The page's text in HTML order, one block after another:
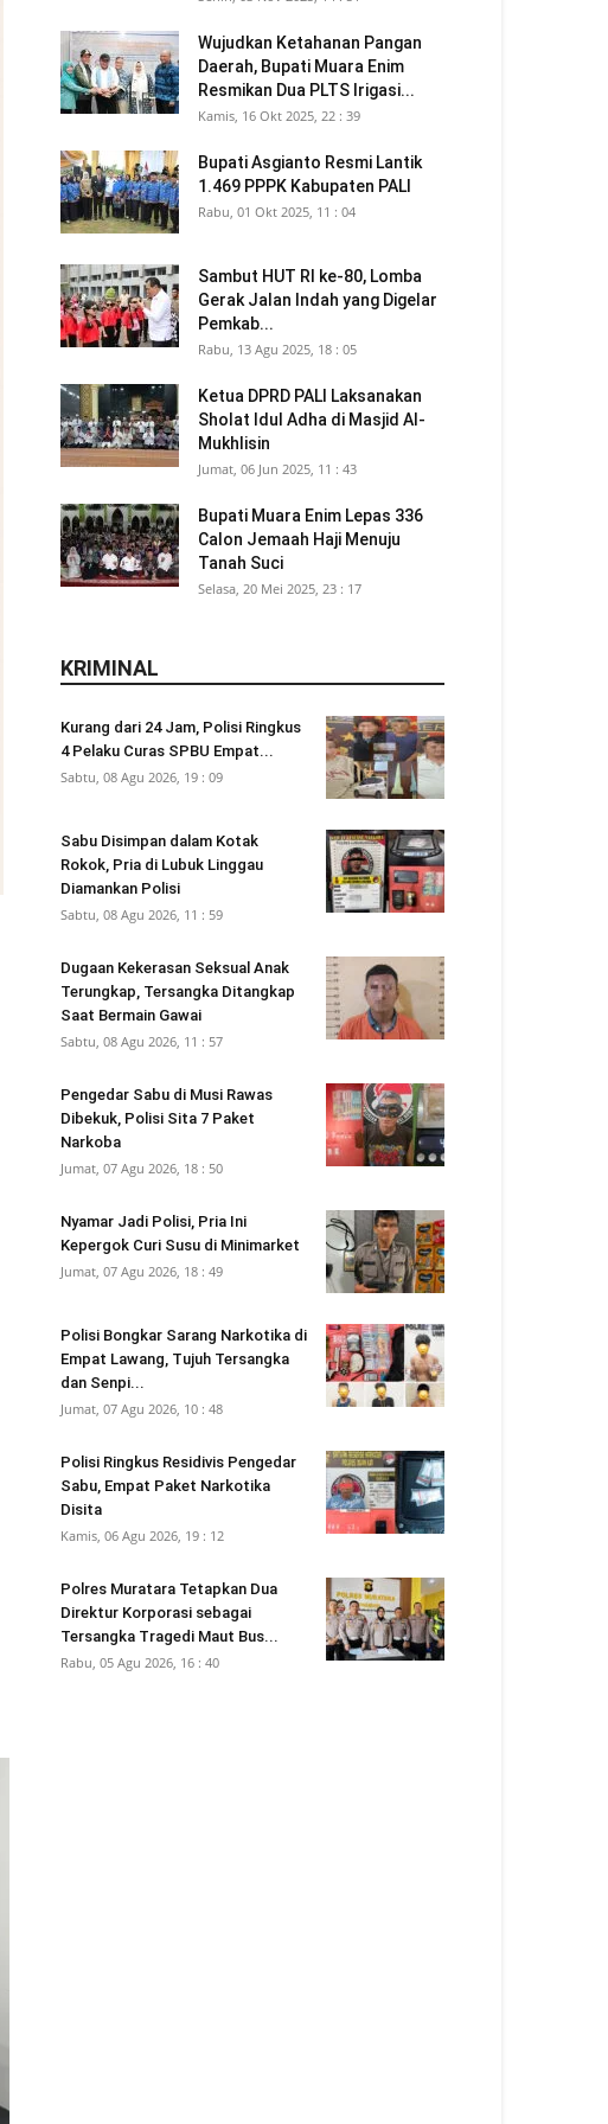
Wujudkan Ketahanan Pangan
Daerah, Bupati Muara Enim
Resmikan Dua PLTS Irigasi...
Kamis, 16 Okt 2025, 22 : 39
Bupati Asgianto Resmi Lantik
1.469 PPPK Kabupaten PALI
Rabu, 01 Okt 2025, 11 : 04
Sambut HUT RI ke-80, Lomba
Gerak Jalan Indah yang Digelar
Pemkab...
Rabu, 13 Agu 2025, 18 : 05
Ketua DPRD PALI Laksanakan
Sholat Idul Adha di Masjid Al-
Mukhlisin
Jumat, 06 Jun 2025, 11 : 43
Bupati Muara Enim Lepas 336
Calon Jemaah Haji Menuju
Tanah Suci
Selasa, 20 Mei 2025, 23 : 17
KRIMINAL
Kurang dari 24 Jam, Polisi Ringkus
4 Pelaku Curas SPBU Empat...
Sabtu, 08 Agu 2026, 19 : 09
Sabu Disimpan dalam Kotak
Rokok, Pria di Lubuk Linggau
Diamankan Polisi
Sabtu, 08 Agu 2026, 11 : 59
Dugaan Kekerasan Seksual Anak
Terungkap, Tersangka Ditangkap
Saat Bermain Gawai
Sabtu, 08 Agu 2026, 11 : 57
Pengedar Sabu di Musi Rawas
Dibekuk, Polisi Sita 7 Paket
Narkoba
Jumat, 07 Agu 2026, 18 : 50
Nyamar Jadi Polisi, Pria Ini
Kepergok Curi Susu di Minimarket
Jumat, 07 Agu 2026, 18 : 49
Polisi Bongkar Sarang Narkotika di
Empat Lawang, Tujuh Tersangka
dan Senpi...
Jumat, 07 Agu 2026, 10 : 48
Polisi Ringkus Residivis Pengedar
Sabu, Empat Paket Narkotika
Disita
Kamis, 06 Agu 2026, 19 : 12
Polres Muratara Tetapkan Dua
Direktur Korporasi sebagai
Tersangka Tragedi Maut Bus...
Rabu, 05 Agu 2026, 16 : 40